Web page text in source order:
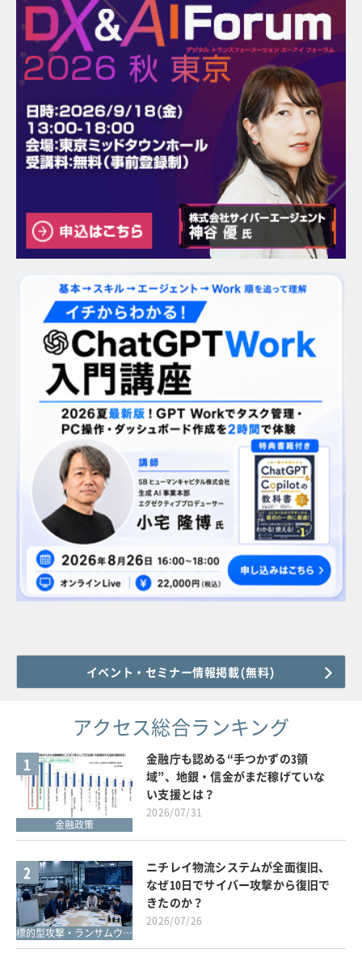
イベント・セミナー情報掲載(無料)
アクセス総合ランキング
1
金融政策
金融庁も認める“手つかずの3領
域”、地銀・信金がまだ稼げていな
い支援とは？
2026/07/31
2
標的型攻撃・ランサムウェア対策
ニチレイ物流システムが全面復旧、
なぜ10日でサイバー攻撃から復旧で
きたのか？
2026/07/26